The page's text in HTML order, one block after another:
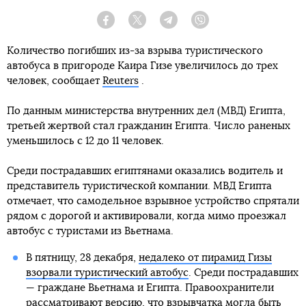
Facebook Twitter Telegram
Количество погибших из-за взрыва туристического
автобуса в пригороде Каира Гизе увеличилось до трех
человек, сообщает Reuters .
По данным министерства внутренних дел (МВД) Египта,
третьей жертвой стал гражданин Египта. Число раненых
уменьшилось с 12 до 11 человек.
Среди пострадавших египтянами оказались водитель и
представитель туристической компании. МВД Египта
отмечает, что самодельное взрывное устройство спрятали
рядом с дорогой и активировали, когда мимо проезжал
автобус с туристами из Вьетнама.
В пятницу, 28 декабря, недалеко от пирамид Гизы
взорвали туристический автобус. Среди пострадавших
— граждане Вьетнама и Египта. Правоохранители
рассматривают версию, что взрывчатка могла быть